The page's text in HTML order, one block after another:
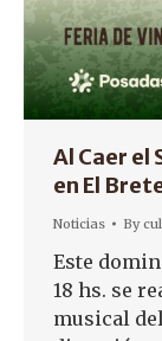
Al Caer el
en El
Noticias By
Este
18 hs. se
musical